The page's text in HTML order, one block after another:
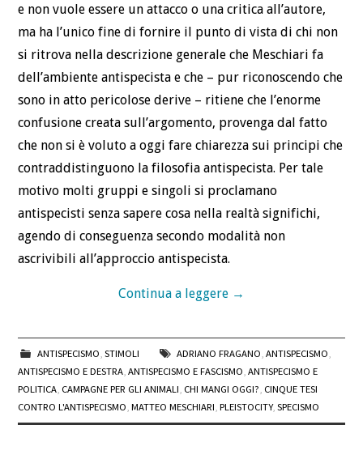
e non vuole essere un attacco o una critica all’autore,
ma ha l’unico fine di fornire il punto di vista di chi non
si ritrova nella descrizione generale che Meschiari fa
dell’ambiente antispecista e che – pur riconoscendo che
sono in atto pericolose derive – ritiene che l’enorme
confusione creata sull’argomento, provenga dal fatto
che non si è voluto a oggi fare chiarezza sui principi che
contraddistinguono la filosofia antispecista. Per tale
motivo molti gruppi e singoli si proclamano
antispecisti senza sapere cosa nella realtà significhi,
agendo di conseguenza secondo modalità non
ascrivibili all’approccio antispecista.
Continua a leggere →
ANTISPECISMO STIMOLI ADRIANO FRAGANO ANTISPECISMO
ANTISPECISMO E DESTRA ,ANTISPECISMO E FASCISMO ,ANTISPECISMO E
POLITICA CAMPAGNE PER GLI ANIMALI CHI MANGI OGGI? CINQUE TESI
CONTRO L'ANTISPECISMO ,MATTEO MESCHIARI ,PLEISTOCITY,SPECISMO